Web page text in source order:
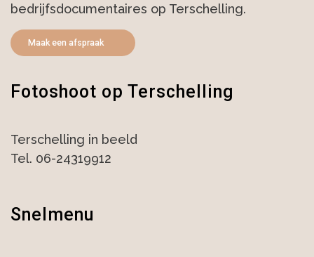
bedrijfsdocumentaires op Terschelling.
Maak een afspraak
Fotoshoot op Terschelling
Terschelling in beeld
Tel. 06-24319912
Snelmenu